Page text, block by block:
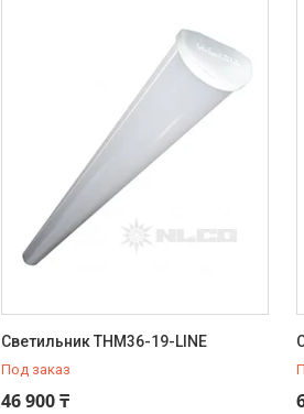
Светильник THM36-19-LINE
Под заказ
46 900 ₸